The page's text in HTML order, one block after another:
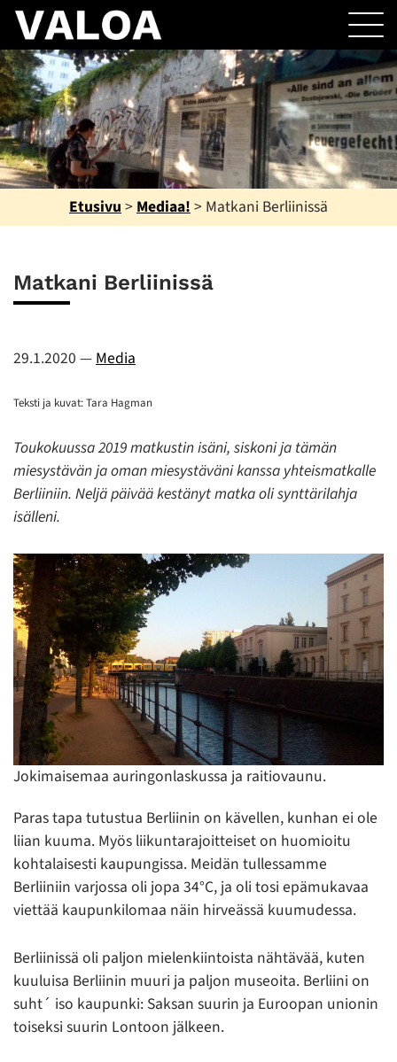
Etusivu > Mediaa! > Matkani Berliinissä
Matkani Berliinissä
29.1.2020 — Media
Teksti ja kuvat: Tara Hagman
Toukokuussa 2019 matkustin isäni, siskoni ja tämän
miesystävän ja oman miesystäväni kanssa yhteismatkalle
Berliiniin. Neljä päivää kestänyt matka oli synttärilahja
isälleni.
Jokimaisemaa auringonlaskussa ja raitiovaunu.
Paras tapa tutustua Berliinin on kävellen, kunhan ei ole
liian kuuma. Myös liikuntarajoitteiset on huomioitu
kohtalaisesti kaupungissa. Meidän tullessamme
Berliiniin varjossa oli jopa 34°C, ja oli tosi epämukavaa
viettää kaupunkilomaa näin hirveässä kuumudessa.
Berliinissä oli paljon mielenkiintoista nähtävää, kuten
kuuluisa Berliinin muuri ja paljon museoita. Berliini on
suht´ iso kaupunki: Saksan suurin ja Euroopan unionin
toiseksi suurin Lontoon jälkeen.